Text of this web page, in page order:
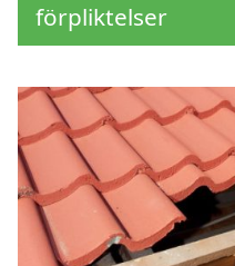
förpliktelser